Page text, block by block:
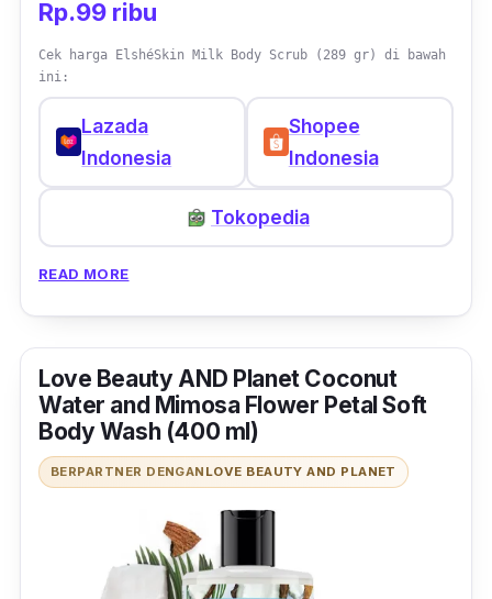
Rp.99 ribu
Cek harga ElshéSkin Milk Body Scrub (289 gr) di bawah
ini:
Lazada
Indonesia
Shopee
Indonesia
Tokopedia
READ MORE
Love Beauty AND Planet Coconut
Water and Mimosa Flower Petal Soft
Body Wash (400 ml)
BERPARTNER DENGAN LOVE BEAUTY AND PLANET